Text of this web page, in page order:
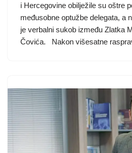
i Hercegovine obilježile su oštre
međusobne optužbe delegata, a
je verbalni sukob između Zlatka
Čovića. Nakon višesatne